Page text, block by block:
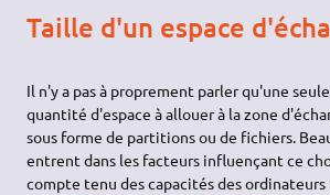
Taille d'un espace
Il n'y a pas à proprement parler qu'une
quantité d'espace à allouer à la zone
sous forme de partitions ou de fichiers.
entrent dans les facteurs influençant ce
compte tenu des capacités des